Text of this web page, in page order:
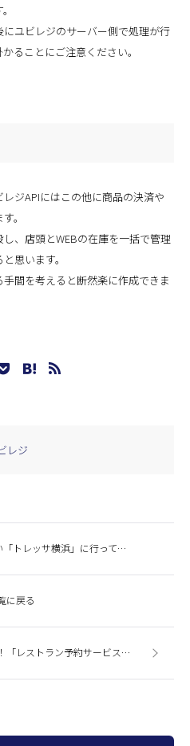
ユビレジのサーバー側で処理が行
ることにご注意ください。
ジAPIにはこの他に商品の決済や
。
、店頭とWEBの在庫を一括で管理
思います。
間を考えると断然楽に作成できま
レジ
クルマ好きにはたまらない「トレッサ横浜」に行ってみました。
に戻る
もうお店選びで困らない！「レストラン予約サービス」5選